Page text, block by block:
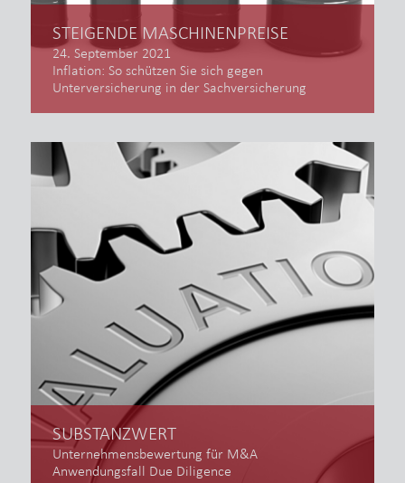
STEIGENDE MASCHINENPREISE
24. September 2021
Inflation: So schützen Sie sich gegen
Unterversicherung in der Sachversicherung
SUBSTANZWERT
Unternehmensbewertung für M&A
Anwendungsfall Due Diligence